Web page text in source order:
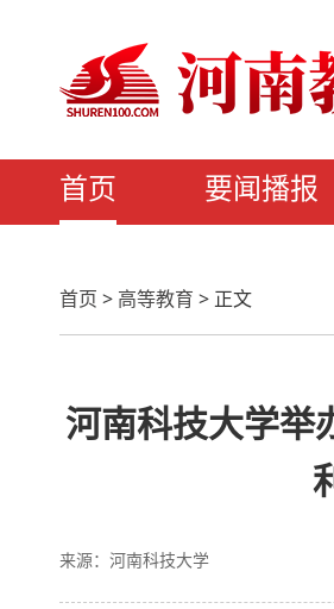
首页 要闻播报
首页 > 高等教育 > 正文
河南科技大学举
来源：河南科技大学